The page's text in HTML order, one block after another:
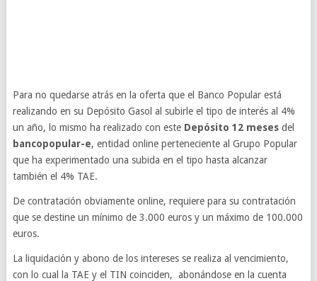
Para no quedarse atrás en la oferta que el Banco Popular está
realizando en su Depósito Gasol al subirle el tipo de interés al 4%
un año, lo mismo ha realizado con este Depósito 12 mesesdel
bancopopular-e, entidad online perteneciente al Grupo Popular
que ha experimentado una subida en el tipo hasta alcanzar
también el 4% TAE.
De contratación obviamente online, requiere para su contratación
que se destine un mínimo de 3.000 euros y un máximo de 100.000
euros.
La liquidación y abono de los intereses se realiza al vencimiento,
con lo cual la TAE y el TIN coinciden, abonándose en la cuenta